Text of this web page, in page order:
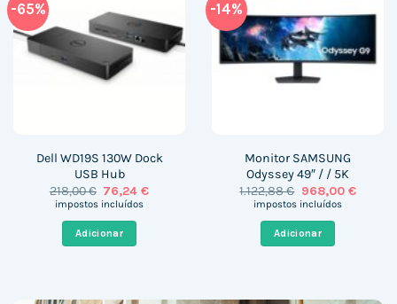
-65%
Dell WD19S 130W Dock
USB Hub
218,00€ O
preço
218,00 €.
76,24€O
impostos incluídos
Adicionar
-14%
Monitor SAMSUNG
Odyssey 49″ / / 5K
1.122,88€ O
preço
1.122,88 €.
968,00 €O
impostos incluídos
Adicionar